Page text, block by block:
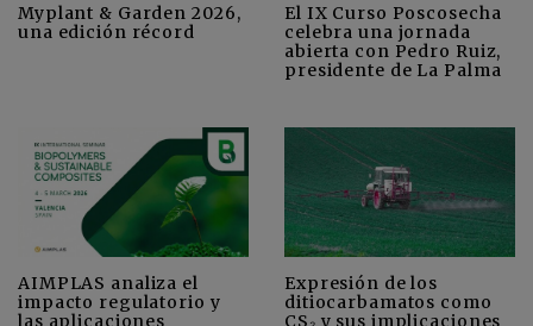
Myplant & Garden 2026,
una edición récord
El IX Curso Poscosecha
celebra una jornada
abierta con Pedro Ruiz,
presidente de La Palma
AIMPLAS analiza el
impacto regulatorio y
las aplicaciones
Expresión de los
ditiocarbamatos como
CS₂ y sus implicaciones